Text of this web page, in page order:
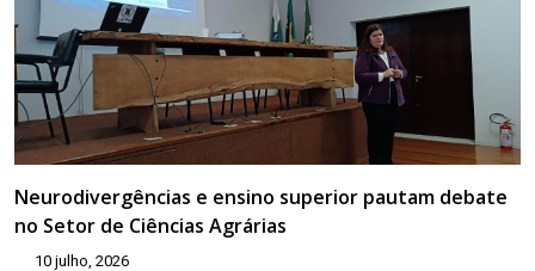
Neurodivergências e ensino superior pautam debate
no Setor de Ciências Agrárias
10 julho, 2026